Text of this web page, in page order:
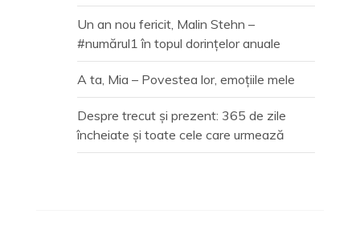
Un an nou fericit, Malin Stehn –
#numărul1 în topul dorințelor anuale
A ta, Mia – Povestea lor, emoțiile mele
Despre trecut și prezent: 365 de zile
încheiate și toate cele care urmează